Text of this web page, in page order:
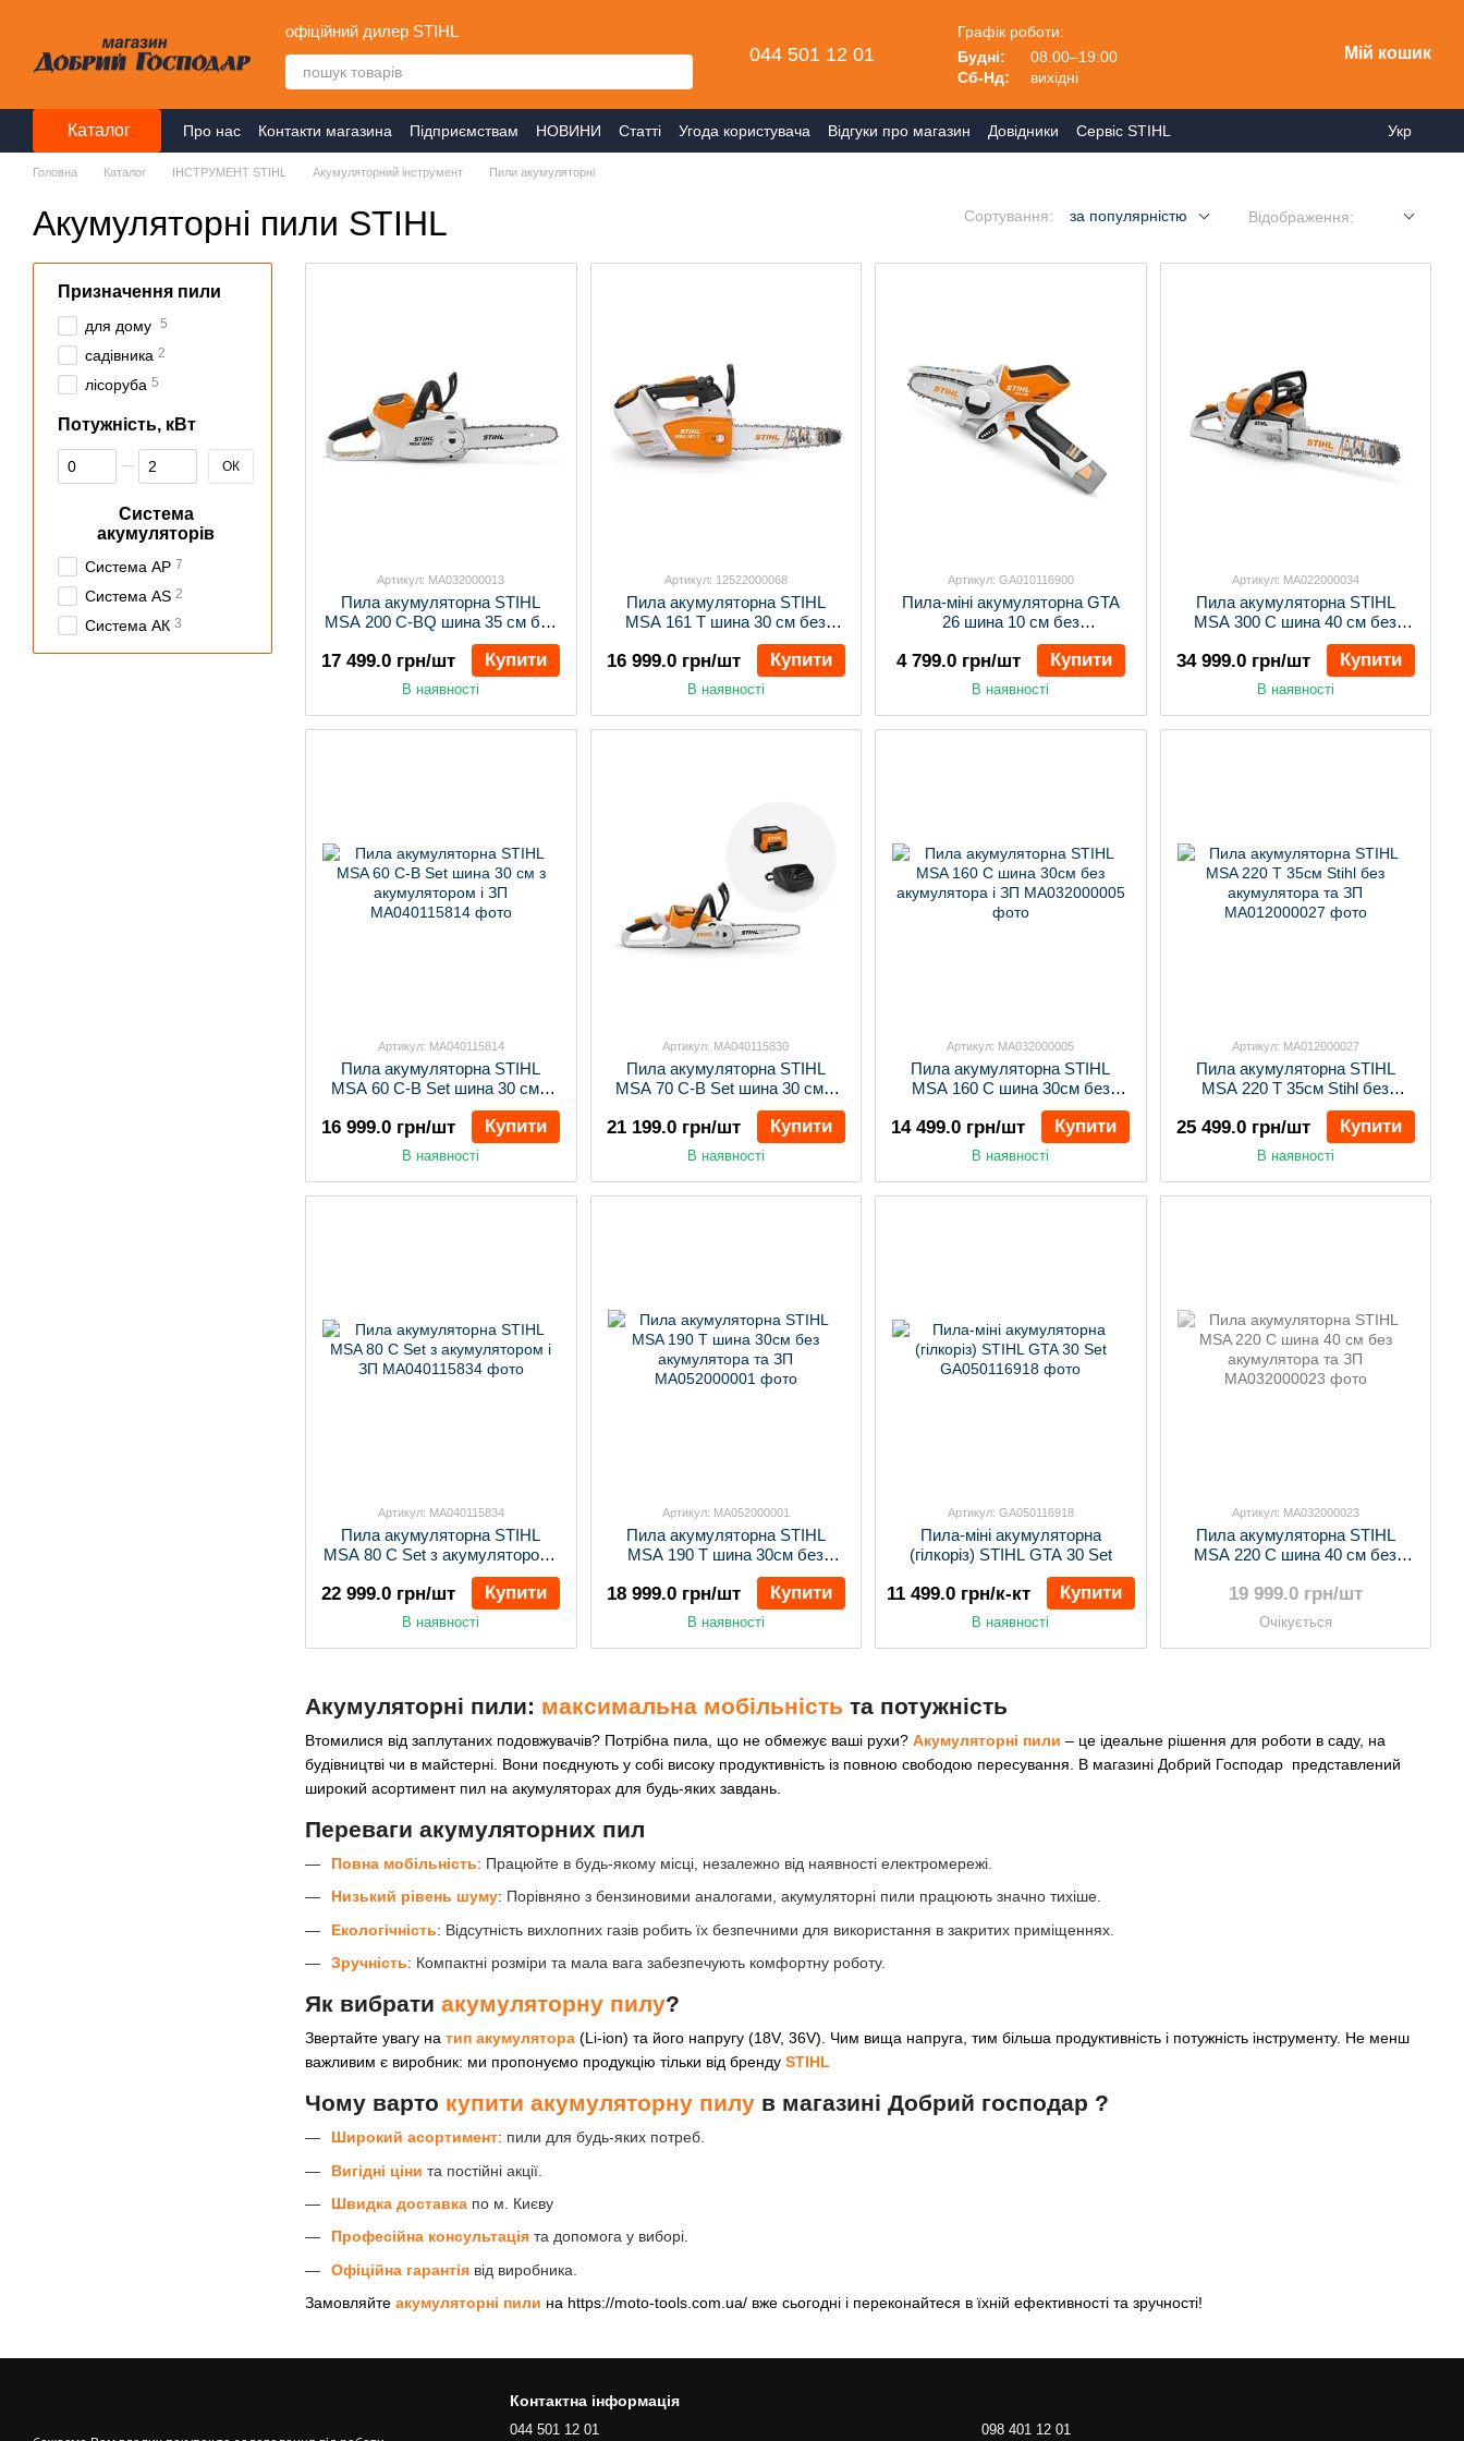
офіційний дилер STIHL
044 501 12 01
Графік роботи:
Будні:
08:00–19:00
Сб-Нд:
вихідні
Мій кошик
Каталог Про нас Контакти магазина Підприємствам НОВИНИ Статті Угода користувача Відгуки про магазин Довідники Сервіс STIHL Укр
Головна Каталог ІНСТРУМЕНТ STIHL Акумуляторний інструмент Пили акумуляторні
Акумуляторні пили STIHL Сортування: за популярністю Відображення:
Акумуляторні пили: максимальна мобільність та потужність
Втомилися від заплутаних подовжувачів? Потрібна пила, що не обмежує ваші рухи? Акумуляторні пили – це ідеальне рішення для роботи в саду, на
будівництві чи в майстерні. Вони поєднують у собі високу продуктивність із повною свободою пересування. В магазині Добрий Господар представлений
широкий асортимент пил на акумуляторах для будь-яких завдань.
Переваги акумуляторних пил
Повна мобільність: Працюйте в будь-якому місці, незалежно від наявності електромережі.
Низький рівень шуму: Порівняно з бензиновими аналогами, акумуляторні пили працюють значно тихіше.
Екологічність: Відсутність вихлопних газів робить їх безпечними для використання в закритих приміщеннях.
Зручність: Компактні розміри та мала вага забезпечують комфортну роботу.
Як вибрати акумуляторну пилу?
Звертайте увагу на тип акумулятора (Li-ion) та його напругу (18V, 36V). Чим вища напруга, тим більша продуктивність і потужність інструменту. Не менш
важливим є виробник: ми пропонуємо продукцію тільки від бренду STIHL
Чому варто купити акумуляторну пилу в магазині Добрий господар ?
Широкий асортимент: пили для будь-яких потреб.
Вигідні ціни та постійні акції.
Швидка доставка по м. Києву
Професійна консультація та допомога у виборі.
Офіційна гарантія від виробника.
Замовляйте акумуляторні пили на https://moto-tools.com.ua/ вже сьогодні і переконайтеся в їхній ефективності та зручності!
Артикул: MA032000013
Пила акумуляторна STIHL
MSA 200 C-BQ шина 35 см без
акумулятора та ЗУ
17 499.0 грн/шт Купити
В наявності
Артикул: 12522000068
Пила акумуляторна STIHL
MSA 161 Т шина 30 см без
акумулятора та ЗП
16 999.0 грн/шт Купити
В наявності
Артикул: GA010116900
Пила-міні акумуляторна GTA
26 шина 10 см без
акумулятора та ЗП
4 799.0 грн/шт Купити
В наявності
Артикул: MA022000034
Пила акумуляторна STIHL
MSA 300 C шина 40 см без
акумулятора і ЗП
34 999.0 грн/шт Купити
В наявності
Артикул: MA040115814
Пила акумуляторна STIHL
MSA 60 C-B Set шина 30 см з
акумулятором і ЗП
16 999.0 грн/шт Купити
В наявності
Артикул: MA040115830
Пила акумуляторна STIHL
MSA 70 C-B Set шина 30 см з
акумулятором і ЗП
21 199.0 грн/шт Купити
В наявності
Артикул: MA032000005
Пила акумуляторна STIHL
MSA 160 C шина 30см без
акумулятора і ЗП
14 499.0 грн/шт Купити
В наявності
Артикул: MA012000027
Пила акумуляторна STIHL
MSA 220 Т 35см Stihl без
акумулятора та ЗП
25 499.0 грн/шт Купити
В наявності
Артикул: MA040115834
Пила акумуляторна STIHL
MSA 80 C Set з акумулятором і
22 999.0 грн/шт Купити
В наявності
Артикул: MA052000001
Пила акумуляторна STIHL
MSA 190 T шина 30см без
акумулятора та ЗП
18 999.0 грн/шт Купити
В наявності
Артикул: GA050116918
Пила-міні акумуляторна
(гілкоріз) STIHL GTA 30 Set
11 499.0 грн/к-кт Купити
В наявності
Артикул: MA032000023
Пила акумуляторна STIHL
MSA 220 C шина 40 см без
19 999.0 грн/шт
Очікується
Призначення пили
для дому 5
садівника 2
лісоруба 5
Потужність, кВт
Від Потужність, кВт
До Потужність, кВт ОК
Cистема
акумуляторів
Система AP 7
Система AS 2
Система АК 3
Контактна інформація
044 501 12 01 098 401 12 01